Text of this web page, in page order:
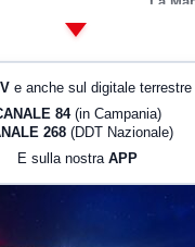
e anche sul digitale terrestre
84 (in Campania)
268 (DDT Nazionale)
E sulla nostra APP